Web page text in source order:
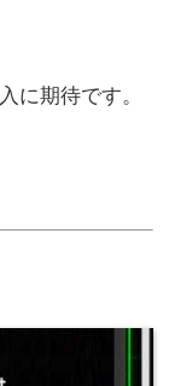
に期待です。